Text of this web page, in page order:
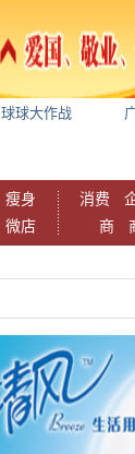
球球大作战
瘦身
微店
消费
商